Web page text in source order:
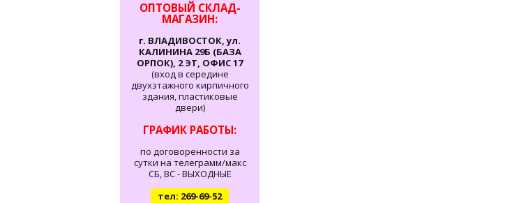
ОПТОВЫЙ СКЛАД-
МАГАЗИН:
г. ВЛАДИВОСТОК, ул.
КАЛИНИНА 29Б (БАЗА
ОРПОК), 2 ЭТ, ОФИС 17
(вход в середине
двухэтажного кирпичного
здания, пластиковые
двери)
ГРАФИК РАБОТЫ:
по договоренности за
сутки на телеграмм/макс
СБ, ВС - ВЫХОДНЫЕ
тел: 269-69-52